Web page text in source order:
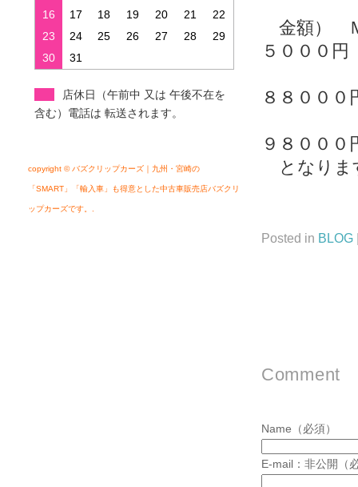
16
17 18 19 20 21
22
23
24 25 26 27 28
29
30
31
店休日（午前中 又は 午後不在を
含む）電話は 転送されます。
copyright © バズクリップカーズ｜九州・宮崎の
「SMART」「輸入車」も得意とした中古車販売店バズクリ
ップカーズです。.
金額）
５０００円
８８０００
９８０００
となりま
Posted in BLOG
Comment
Name（必須）
E-mail：非公開（